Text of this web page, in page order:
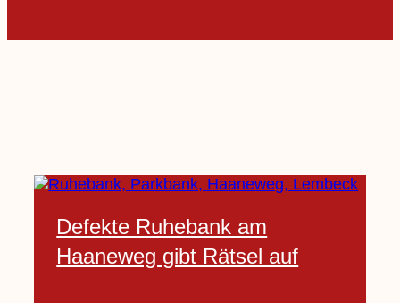
Defekte Ruhebank am
Haaneweg gibt Rätsel auf